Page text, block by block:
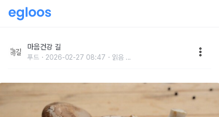
마음건강 길
푸드 2026-02-27 08:47 읽음 ...